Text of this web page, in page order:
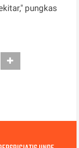
pungkas